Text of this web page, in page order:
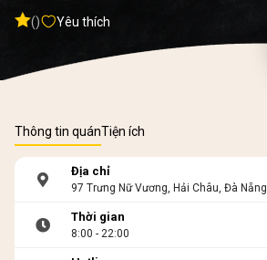
() Yêu thích
Thông tin quánTiện ích
Địa chỉ
97 Trưng Nữ Vương, Hải Châu, Đà Nẵng
Thời gian
8:00 - 22:00